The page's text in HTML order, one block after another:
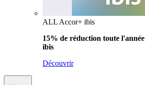
ALL Accor+ ibis
15% de réduction toute l'année
ibis
Découvrir